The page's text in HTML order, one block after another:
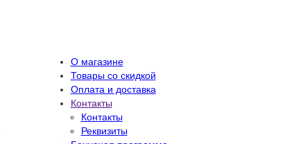
О магазине
Товары со скидкой
Оплата и доставка
Контакты
Контакты
Реквизиты